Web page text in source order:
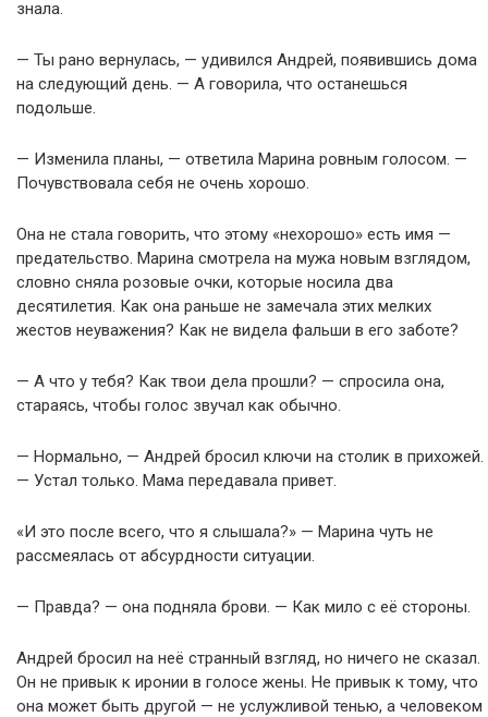
знала.
— Ты рано вернулась, — удивился Андрей, появившись дома
на следующий день. — А говорила, что останешься
подольше.
— Изменила планы, — ответила Марина ровным голосом. —
Почувствовала себя не очень хорошо.
Она не стала говорить, что этому «нехорошо» есть имя —
предательство. Марина смотрела на мужа новым взглядом,
словно сняла розовые очки, которые носила два
десятилетия. Как она раньше не замечала этих мелких
жестов неуважения? Как не видела фальши в его заботе?
— А что у тебя? Как твои дела прошли? — спросила она,
стараясь, чтобы голос звучал как обычно.
— Нормально, — Андрей бросил ключи на столик в прихожей.
— Устал только. Мама передавала привет.
«И это после всего, что я слышала?» — Марина чуть не
рассмеялась от абсурдности ситуации.
— Правда? — она подняла брови. — Как мило с её стороны.
Андрей бросил на неё странный взгляд, но ничего не сказал.
Он не привык к иронии в голосе жены. Не привык к тому, что
она может быть другой — не услужливой тенью, а человеком